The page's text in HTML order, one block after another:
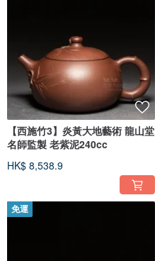
【西施竹3】炎黃大地藝術 龍山堂
名師監製 老紫泥240cc
HK$ 8,538.9
免運